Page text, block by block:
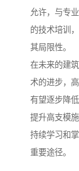
允许，与专
的技术培训
其局限性。
在未来的建
术的进步，
有望逐步降
提升高支模
持续学习和
重要途径。